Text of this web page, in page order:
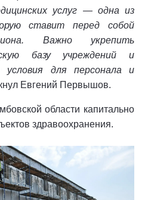
услуг — одна из
ставит перед собой
Важно укрепить
базу учреждений и
для персонала и
Евгений Первышов.
области капитально
здравоохранения.